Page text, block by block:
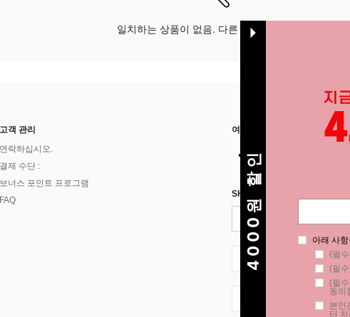
일치하는 상품이 없음. 다른 옵션으로 시도하십시오.
고객 관리
연락하십시오.
결제 수단 :
보너스 포인트 프로그램
FAQ
여기에서 저희를 찾아주세요
SHEIN STYLE NEWS에 등록하
KR + 82
4000원 할인
아래 사
(필
(필
(필
동의
본인
터